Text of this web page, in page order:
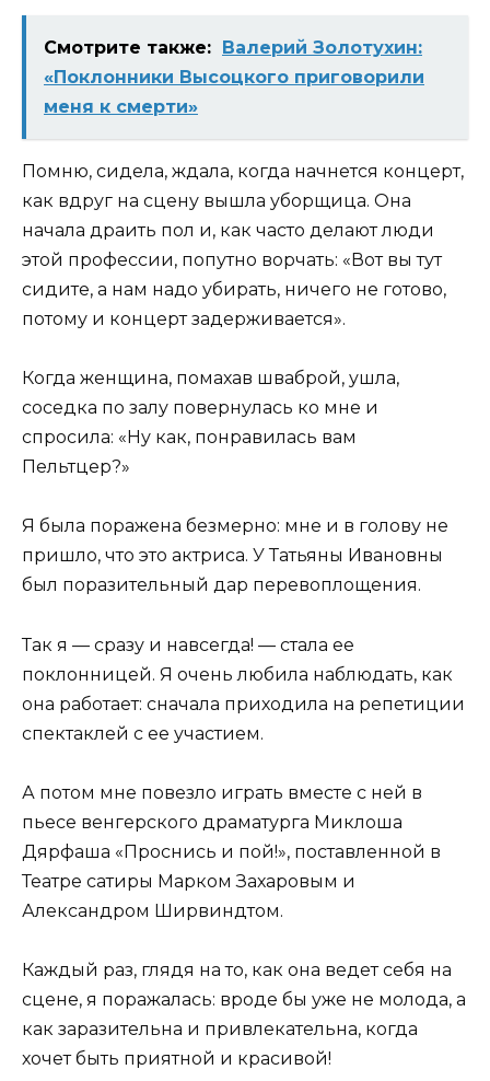
Смотрите также: Валерий Золотухин:
«Поклонники Высоцкого приговорили
меня к смерти»
Помню, сидела, ждала, когда начнется концерт,
как вдруг на сцену вышла уборщица. Она
начала драить пол и, как часто делают люди
этой профессии, попутно ворчать: «Вот вы тут
сидите, а нам надо убирать, ничего не готово,
потому и концерт задерживается».
Когда женщина, помахав шваброй, ушла,
соседка по залу повернулась ко мне и
спросила: «Ну как, понравилась вам
Пельтцер?»
Я была поражена безмерно: мне и в голову не
пришло, что это актриса. У Татьяны Ивановны
был поразительный дар перевоплощения.
Так я — сразу и навсегда! — стала ее
поклонницей. Я очень любила наблюдать, как
она работает: сначала приходила на репетиции
спектаклей с ее участием.
А потом мне повезло играть вместе с ней в
пьесе венгерского драматурга Миклоша
Дярфаша «Проснись и пой!», поставленной в
Театре сатиры Марком Захаровым и
Александром Ширвиндтом.
Каждый раз, глядя на то, как она ведет себя на
сцене, я поражалась: вроде бы уже не молода, а
как заразительна и привлекательна, когда
хочет быть приятной и красивой!